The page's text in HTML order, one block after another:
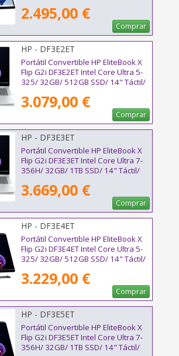
2.495,00 €
Comprar
HP - DF3E2ET
Portátil Convertible HP EliteBook X
Flip G2i DF3E2ET Intel Core Ultra 5-
325/ 32GB/ 512GB SSD/ 14" Táctil/
3.079,00 €
Comprar
HP - DF3E3ET
Portátil Convertible HP EliteBook X
Flip G2i DF3E3ET Intel Core Ultra 7-
356H/ 32GB/ 1TB SSD/ 14" Táctil/
3.669,00 €
Comprar
HP - DF3E4ET
Portátil Convertible HP EliteBook X
Flip G2i DF3E4ET Intel Core Ultra 5-
325/ 32GB/ 512GB SSD/ 14" Táctil/
3.229,00 €
Comprar
HP - DF3E5ET
Portátil Convertible HP EliteBook X
Flip G2i DF3E5ET Intel Core Ultra 7-
356H/ 32GB/ 1TB SSD/ 14" Táctil/